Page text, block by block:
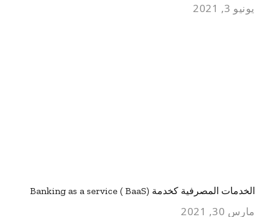
يونيو 3, 2021
الخدمات المصرفية كخدمة Banking as a service ( BaaS)
مارس 30, 2021